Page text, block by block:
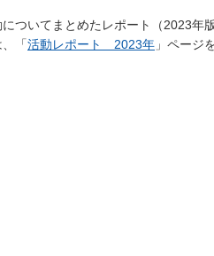
ついてまとめたレポート（2023年
「活動レポート 2023年 」ページ